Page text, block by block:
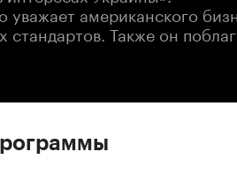
уважает американского
стандартов. Также он